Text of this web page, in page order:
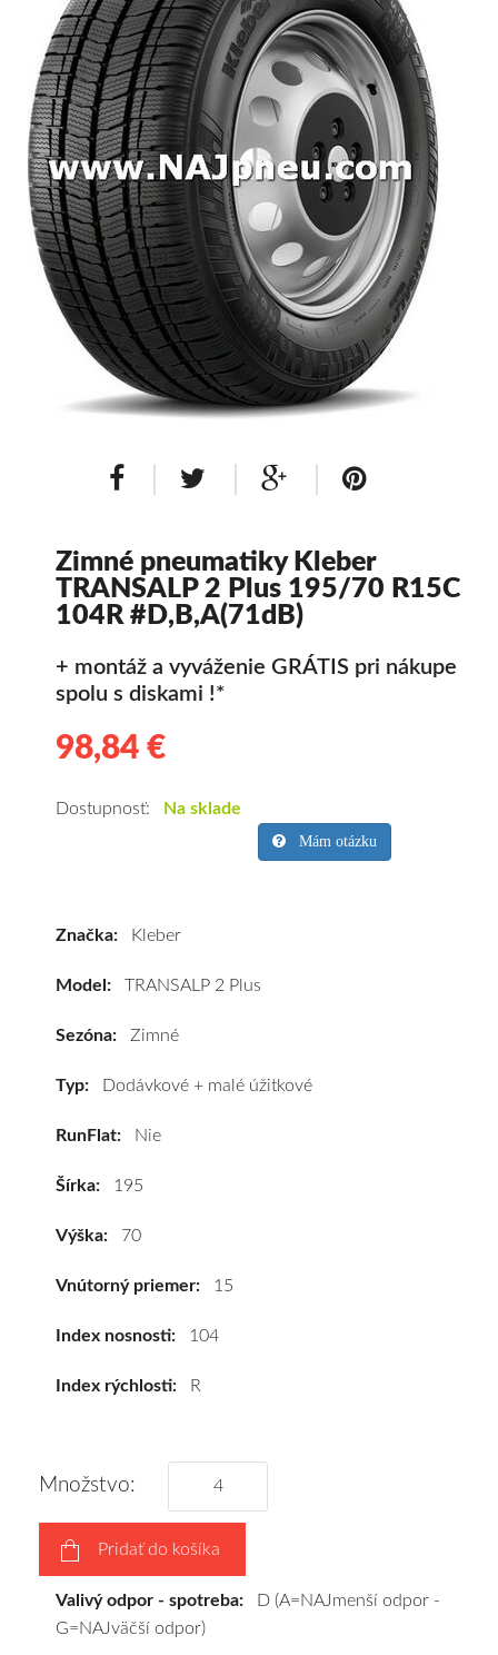
Dodávkové + malé úžitkové
Celoročné pneumatiky
Osobné/crossover + malé úžitkové
SUV/crossover + OFFRoad-ové
Dodávkové + malé úžitkové
Disky
Hliníkové / ALU disky / Elektróny
Plechové
Puklice na kolesá Kontakt Blog
Zimné pneumatiky Kleber
TRANSALP 2 Plus 195/70 R15C
104R #D,B,A(71dB)
+ montáž a vyváženie GRÁTIS pri nákupe
spolu s diskami !*
98,84 €
pneumatiky
2
R15C
#D,B,A(71dB)
pneumatiky
na
a
pošleme
zadarmo.
Dostupnosť: Na sklade
Mám otázku
Značka: Kleber
Model: TRANSALP 2 Plus
Sezóna: Zimné
Typ: Dodávkové + malé úžitkové
RunFlat: Nie
Šírka: 195
Výška: 70
Vnútorný priemer: 15
Index nosnosti: 104
Index rýchlosti: R
Množstvo:
Pridať do košíka
Valivý odpor - spotreba: D (A=NAJmenší odpor -
G=NAJväčší odpor)